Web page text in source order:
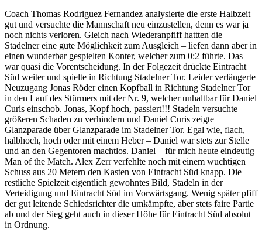
Coach Thomas Rodriguez Fernandez analysierte die erste Halbzeit
gut und versuchte die Mannschaft neu einzustellen, denn es war ja
noch nichts verloren. Gleich nach Wiederanpfiff hattten die
Stadelner eine gute Möglichkeit zum Ausgleich – liefen dann aber in
einen wunderbar gespielten Konter, welcher zum 0:2 führte. Das
war quasi die Vorentscheidung. In der Folgezeit drückte Eintracht
Süd weiter und spielte in Richtung Stadelner Tor. Leider verlängerte
Neuzugang Jonas Röder einen Kopfball in Richtung Stadelner Tor
in den Lauf des Stürmers mit der Nr. 9, welcher unhaltbar für Daniel
Curis einschob. Jonas, Kopf hoch, passiert!!! Stadeln versuchte
größeren Schaden zu verhindern und Daniel Curis zeigte
Glanzparade über Glanzparade im Stadelner Tor. Egal wie, flach,
halbhoch, hoch oder mit einem Heber – Daniel war stets zur Stelle
und an den Gegentoren machtlos. Daniel – für mich heute eindeutig
Man of the Match. Alex Zerr verfehlte noch mit einem wuchtigen
Schuss aus 20 Metern den Kasten von Eintracht Süd knapp. Die
restliche Spielzeit eigentlich gewohntes Bild, Stadeln in der
Verteidigung und Eintracht Süd im Vorwärtsgang. Wenig später pfiff
der gut leitende Schiedsrichter die umkämpfte, aber stets faire Partie
ab und der Sieg geht auch in dieser Höhe für Eintracht Süd absolut
in Ordnung.